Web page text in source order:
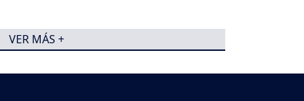
VER MÁS +